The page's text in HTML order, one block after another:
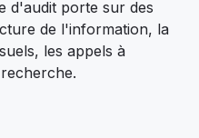
d'audit porte sur des
de l'information, la
les appels à